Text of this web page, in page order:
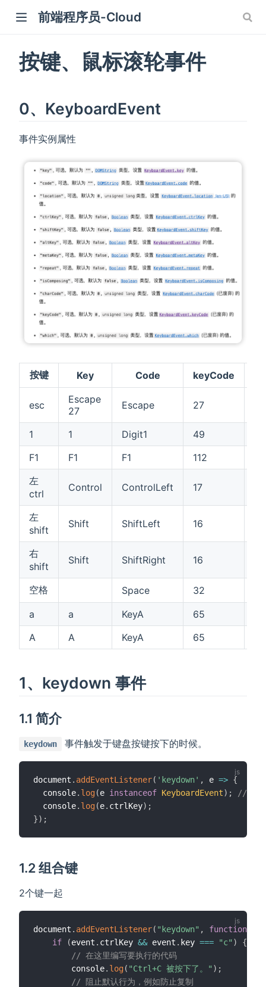
前端程序员-Cloud
按键、鼠标滚轮事件
0、KeyboardEvent
事件实例属性
按键 Key Code keyCode
esc
Escape
27
Escape 27
1 1 Digit1 49
F1
F1 F1 112
左
ctrl
Control ControlLeft 17
左
shift
Shift ShiftLeft 16
右
shift
Shift ShiftRight 16
空格 Space 32
a
a KeyA 65
A
A KeyA 65
1、keydown 事件
1.1 简介
keydown 事件触发于键盘按键按下的时候。
document . addEventListener( 'keydown' , e => {
  console
. log(e instanceof KeyboardEvent) ;
//
  console
. log(e. ctrlKey) ;
}) ;
1.2 组合键
2个键一起
document . addEventListener( "keydown" , function
if
(event . ctrlKey && event . key === "c" )
{
// 在这里编写要执行的代码
        console
. log( "Ctrl+C 被按下了。" ) ;
// 阻止默认行为，例如防止复制